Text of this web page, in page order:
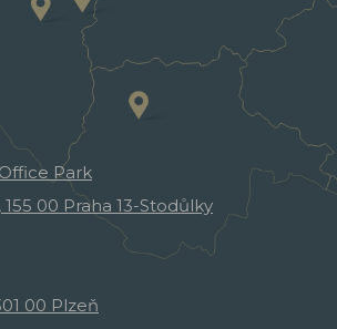
Park
155 00 Praha 13-Stodůlky
00 Plzeň